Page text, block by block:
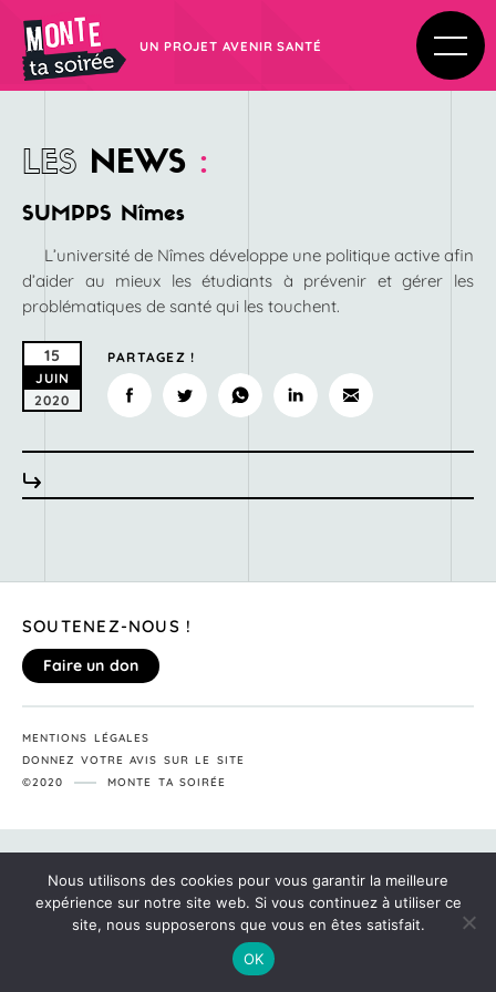
UN PROJET AVENIR SANTÉ
LES NEWS :
SUMPPS Nîmes
L’université de Nîmes développe une politique active afin
d’aider au mieux les étudiants à prévenir et gérer les
problématiques de santé qui les touchent.
15
JUIN
2020
PARTAGEZ !
SOUTENEZ-NOUS !
Faire un don
MENTIONS LÉGALES
DONNEZ VOTRE AVIS SUR LE SITE
©2020
MONTE TA SOIRÉE
Nous utilisons des cookies pour vous garantir la meilleure
expérience sur notre site web. Si vous continuez à utiliser ce
site, nous supposerons que vous en êtes satisfait.
OK